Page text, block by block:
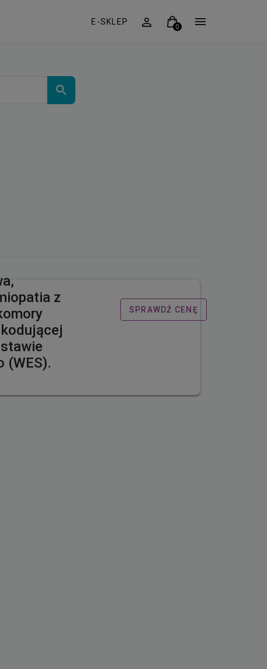
E-SKLEP
z
(WES).
SPRAWDŹ CENĘ